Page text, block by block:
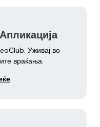
Уживај во
враќања.